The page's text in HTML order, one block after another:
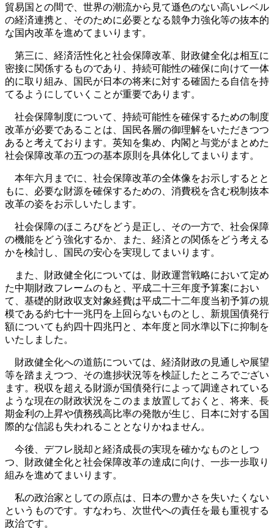
貿易国との間で、世界の潮流から見て遜色のない高いレベル
の経済連携と、そのために必要となる競争力強化等の抜本的
な国内改革を進めてまいります。
第三に、経済活性化と社会保障改革、財政健全化は相互に
密接に関係するものであり、持続可能性の確保に向けて一体
的に取り組み、国民が日本の将来に対する確固たる自信を持
てるようにしていくことが重要であります。
社会保障制度について、持続可能性を確保するための制度
改革が必要であることは、国民各層の御理解をいただきつつ
あると考えております。英知を集め、内閣と与党がまとめた
社会保障改革の五つの基本原則を具体化してまいります。
本年六月までに、社会保障改革の全体像をお示しするとと
もに、必要な財源を確保するための、消費税を含む税制抜本
改革の姿をお示しいたします。
社会保障のほころびをどう是正し、その一方で、社会保障
の機能をどう強化するか、また、経済との関係をどう考える
かを検討し、国民の安心を実現してまいります。
また、財政健全化については、財政運営戦略において定め
た中期財政フレームのもと、平成二十三年度予算案におい
て、基礎的財政収支対象経費は平成二十二年度当初予算の規
模である約七十一兆円を上回らないものとし、新規国債発行
額についても約四十四兆円と、本年度と同水準以下に抑制を
いたしました。
財政健全化への道筋については、経済財政の見通しや展望
等を踏まえつつ、その進捗状況等を検証したところでござい
ます。税収を超える財源が国債発行によって調達されている
ような現在の財政状況をこのまま放置しておくと、将来、長
期金利の上昇や債務残高比率の発散が生じ、日本に対する国
際的な信認も失われることとなりかねません。
今後、デフレ脱却と経済成長の実現を確かなものとしつ
つ、財政健全化と社会保障改革の達成に向け、一歩一歩取り
組みを進めてまいります。
私の政治家としての原点は、日本の豊かさを失いたくない
というものです。すなわち、次世代への責任を最も重視する
政治です。